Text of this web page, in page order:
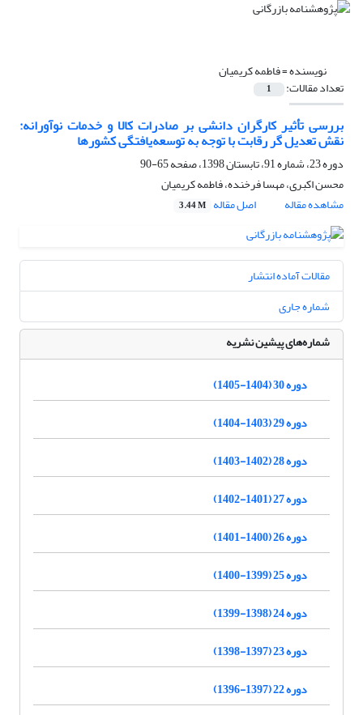
نویسنده =فاطمه کریمیان
تعداد مقالات: 1
بررسی تأثیر کارگران دانشی بر صادرات کالا و خدمات نوآورانه:
نقش تعدیل گر رقابت با توجه به توسعه‌یافتگی کشورها
دوره 23، شماره 91، تابستان 1398، صفحه
65-90
محسن اکبری، مهسا فرخنده، فاطمه کریمیان
مشاهده مقاله
اصل مقاله 3.44 M
مقالات آماده انتشار
شماره جاری
شماره‌های پیشین نشریه
دوره 30 (1404-1405)
دوره 29 (1403-1404)
دوره 28 (1402-1403)
دوره 27 (1401-1402)
دوره 26 (1400-1401)
دوره 25 (1399-1400)
دوره 24 (1398-1399)
دوره 23 (1397-1398)
دوره 22 (1397-1396)